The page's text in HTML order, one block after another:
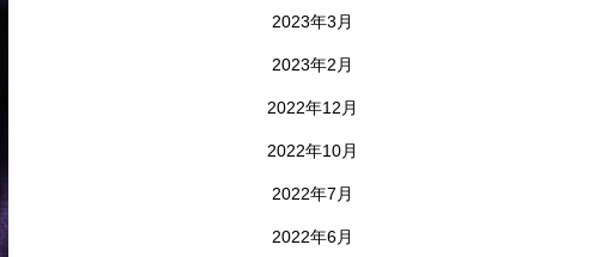
2023年3月
2023年2月
2022年12月
2022年10月
2022年7月
2022年6月